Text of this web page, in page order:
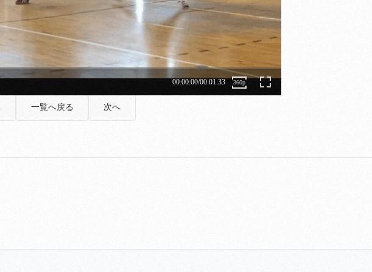
一覧へ戻る 次へ